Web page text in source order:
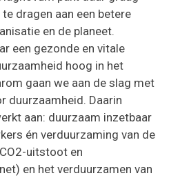
dragen aan een betere
en de planeet.
een gezonde en vitale
hoog in het
gaan we aan de slag met
duurzaamheid. Daarin
aan: duurzaam inzetbaar
én verduurzaming van de
uitstoot en
en het verduurzamen van